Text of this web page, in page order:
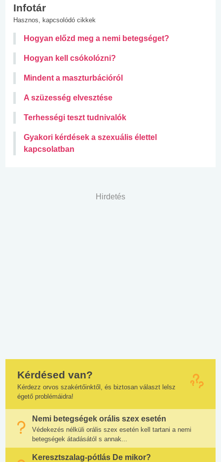
Infotár
Hasznos, kapcsolódó cikkek
Hogyan előzd meg a nemi betegséget?
Hogyan kell csókolózni?
Mindent a maszturbációról
A szüzesség elvesztése
Terhességi teszt tudnivalók
Gyakori kérdések a szexuális élettel
kapcsolatban
Hirdetés
Kérdésed van?
Kérdezz orvos szakértőinktől, és biztosan választ lelsz
égető problémáidra!
Nemi betegségek orális szex esetén
Védekezés nélküli orális szex esetén kell tartani a nemi
betegségek átadásától s annak...
Keresztszalag-pótlás De mikor?